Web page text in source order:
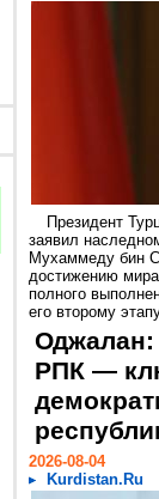
Президент
заявил
Мухаммеду бин
достижению мира
полного
его второму
Оджалан:
РПК —
2026-08-04
Kurdistan.Ru